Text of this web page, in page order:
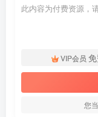
此内容为付费资源，
VIP会员
您